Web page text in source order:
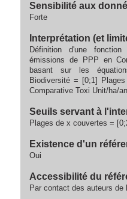
Sensibilité aux
Forte
Interprétation (et
Définition d'une
émissions de PPP en
basant sur les
Biodiversité = [0;1]
Comparative Toxi Unit/ha/an
Seuils servant à
Plages de x couvertes =
Existence d'un
Oui
Accessibilité du
Par contact des auteurs de